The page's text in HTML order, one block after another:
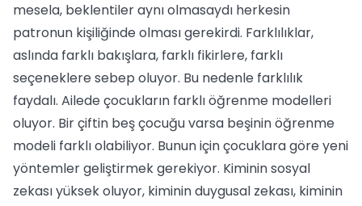
mesela, beklentiler aynı olmasaydı herkesin
patronun kişiliğinde olması gerekirdi. Farklılıklar,
aslında farklı bakışlara, farklı fikirlere, farklı
seçeneklere sebep oluyor. Bu nedenle farklılık
faydalı. Ailede çocukların farklı öğrenme modelleri
oluyor. Bir çiftin beş çocuğu varsa beşinin öğrenme
modeli farklı olabiliyor. Bunun için çocuklara göre yeni
yöntemler geliştirmek gerekiyor. Kiminin sosyal
zekası yüksek oluyor, kiminin duygusal zekası, kiminin